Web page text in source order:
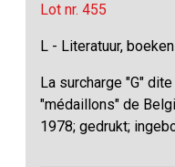
Lot nr. 455
L - Literatuur, boeken
La surcharge "G"
"médaillons" de
1978; gedrukt;